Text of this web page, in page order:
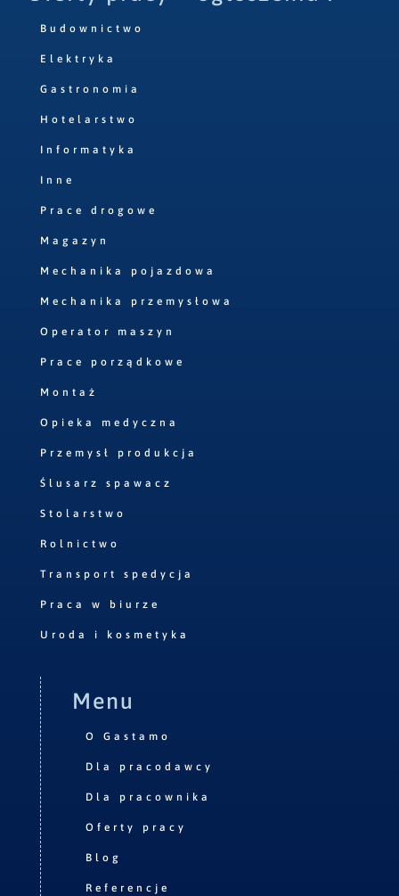
Budownictwo
Elektryka
Gastronomia
Hotelarstwo
Informatyka
Inne
Prace drogowe
Magazyn
Mechanika pojazdowa
Mechanika przemysłowa
Operator maszyn
Prace porządkowe
Montaż
Opieka medyczna
Przemysł produkcja
Ślusarz spawacz
Stolarstwo
Rolnictwo
Transport spedycja
Praca w biurze
Uroda i kosmetyka
Menu
O Gastamo
Dla pracodawcy
Dla pracownika
Oferty pracy
Blog
Referencje